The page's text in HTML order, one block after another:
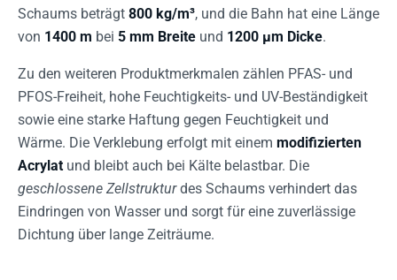
Schaums beträgt 800 kg/m³, und die Bahn hat eine Länge
von 1400 m bei 5 mm Breite und 1200 µm Dicke.
Zu den weiteren Produktmerkmalen zählen PFAS- und
PFOS-Freiheit, hohe Feuchtigkeits- und UV-Beständigkeit
sowie eine starke Haftung gegen Feuchtigkeit und
Wärme. Die Verklebung erfolgt mit einem modifizierten
Acrylat und bleibt auch bei Kälte belastbar. Die
geschlossene Zellstrukturdes Schaums verhindert das
Eindringen von Wasser und sorgt für eine zuverlässige
Dichtung über lange Zeiträume.